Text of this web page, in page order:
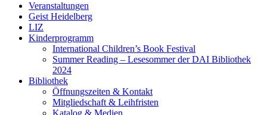
Veranstaltungen
Geist Heidelberg
LIZ
Kinderprogramm
International Children’s Book Festival
Summer Reading – Lesesommer der DAI Bibliothek
2024
Bibliothek
Öffnungszeiten & Kontakt
Mitgliedschaft & Leihfristen
Katalog & Medien